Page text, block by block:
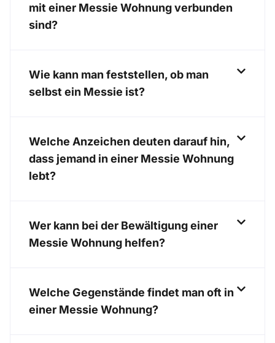
mit einer Messie Wohnung verbunden
sind?
Wie kann man feststellen, ob man
selbst ein Messie ist?
Welche Anzeichen deuten darauf hin,
dass jemand in einer Messie Wohnung
lebt?
Wer kann bei der Bewältigung einer
Messie Wohnung helfen?
Welche Gegenstände findet man oft in
einer Messie Wohnung?